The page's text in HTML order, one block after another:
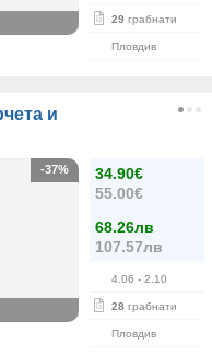
29 грабнати
Пловдив
и
34.90€
55.00€
68.26лв
107.57лв
4.06 - 2.10
28 грабнати
Пловдив
-37%